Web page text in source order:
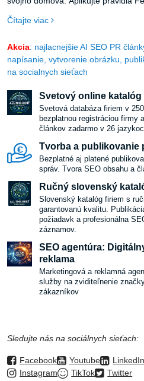
zmenu vo svojom živote.
Čítajte viac
Akcia: najlacnejšie AI SEO PR
napísanie, vytvorenie obrázku,
na socialnych sieťach
Svetový online katalóg
Svetová databáza firiem v
bezplatnou registráciou firmy
článkov zadarmo v 26
Tvorba a publikovanie
Bezplatné aj platené
správ. Tvora SEO obsahu a
Ručný slovenský
Slovenský katalóg firiem s
garantovanú kvalitu.
požiadavk a profesionálna
záznamov.
SEO agentúra:
reklama
Marketingová a reklamná
služby na zviditeľnenie
zákazníkov
Sledujte nás na sociálnych sieťach:
Facebook Youtube LinkedIn
Instagram
TikTok Twitter